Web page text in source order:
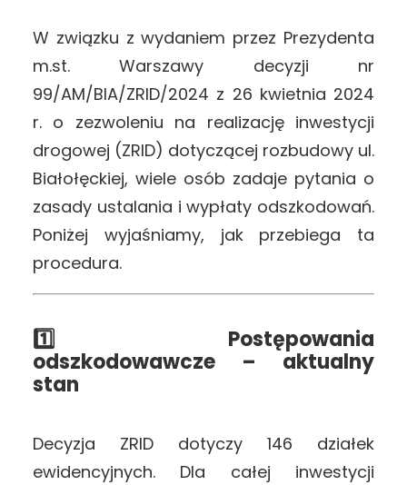
W związku z wydaniem przez Prezydenta
m.st. Warszawy decyzji nr
99/AM/BIA/ZRID/2024 z 26 kwietnia 2024
r. o zezwoleniu na realizację inwestycji
drogowej (ZRID) dotyczącej rozbudowy ul.
Białołęckiej, wiele osób zadaje pytania o
zasady ustalania i wypłaty odszkodowań.
Poniżej wyjaśniamy, jak przebiega ta
procedura.
1️⃣ Postępowania
odszkodowawcze – aktualny
stan
Decyzja ZRID dotyczy 146 działek
ewidencyjnych. Dla całej inwestycji